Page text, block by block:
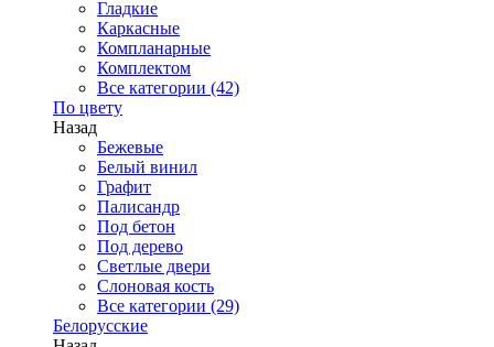
Гладкие
Каркасные
Компланарные
Комплектом
Все категории (42)
По цвету
Назад
Бежевые
Белый винил
Графит
Палисандр
Под бетон
Под дерево
Светлые двери
Слоновая кость
Все категории (29)
Белорусские